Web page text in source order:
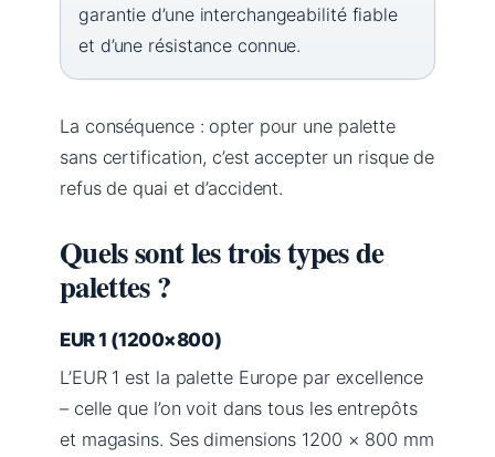
garantie d’une interchangeabilité fiable
et d’une résistance connue.
La conséquence : opter pour une palette
sans certification, c’est accepter un risque de
refus de quai et d’accident.
Quels sont les trois types de
palettes ?
EUR 1 (1200×800)
L’EUR 1 est la palette Europe par excellence
– celle que l’on voit dans tous les entrepôts
et magasins. Ses dimensions 1200 × 800 mm